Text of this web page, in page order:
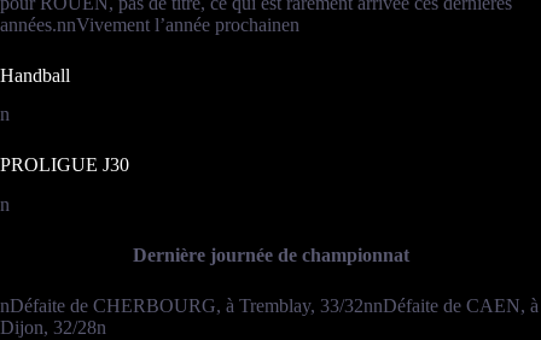
années.nnVivement l’année prochainen
Handball
n
PROLIGUE J30
n
Dernière journée de championnat
nDéfaite de CHERBOURG, à Tremblay, 33/32nnDéfaite de CAEN, à
Dijon, 32/28n